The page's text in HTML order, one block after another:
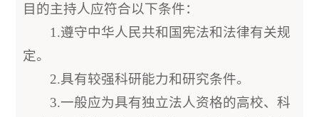
目的主持人应符合以下条件：
1.遵守中华人民共和国宪法和法律有关规
定。
2.具有较强科研能力和研究条件。
3.一般应为具有独立法人资格的高校、科